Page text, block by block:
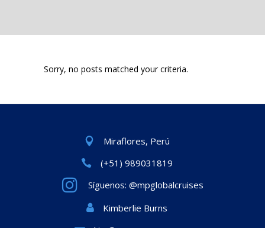
Sorry, no posts matched your criteria.
Miraflores, Perú
(+51) 989031819
Síguenos: @mpglobalcruises
Kimberlie Burns